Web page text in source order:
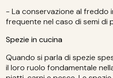
- La conservazione al freddo
frequente nel caso di semi di
Spezie in cucina
Quando si parla di spezie
il loro ruolo fondamentale